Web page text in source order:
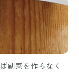
副菜を作らなく